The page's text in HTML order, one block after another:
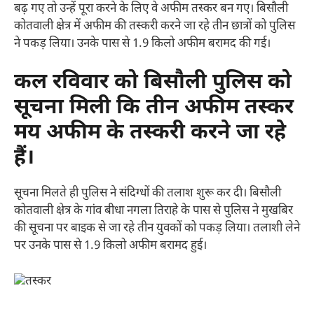
बढ़ गए तो उन्हें पूरा करने के लिए वे अफीम तस्कर बन गए। बिसौली
कोतवाली क्षेत्र में अफीम की तस्करी करने जा रहे तीन छात्रों को पुलिस
ने पकड़ लिया। उनके पास से 1.9 किलो अफीम बरामद की गई।
कल रविवार को बिसौली पुलिस को
सूचना मिली कि तीन अफीम तस्कर
मय अफीम के तस्करी करने जा रहे
हैं।
सूचना मिलते ही पुलिस ने संदिग्धों की तलाश शुरू कर दी। बिसौली
कोतवाली क्षेत्र के गांव बीधा नगला तिराहे के पास से पुलिस ने मुखबिर
की सूचना पर बाइक से जा रहे तीन युवकों को पकड़ लिया। तलाशी लेने
पर उनके पास से 1.9 किलो अफीम बरामद हुई।